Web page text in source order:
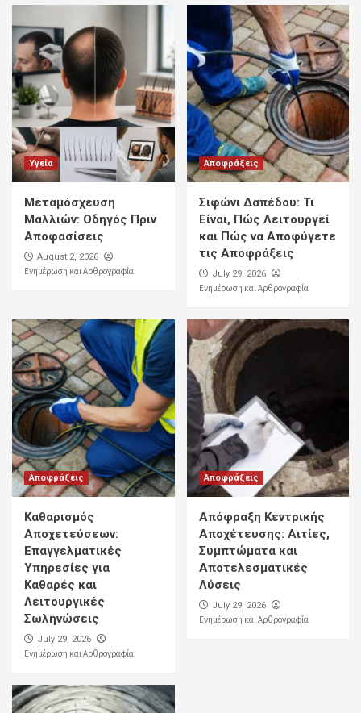
Υγεία
Μεταμόσχευση
Μαλλιών: Οδηγός Πριν
Αποφασίσεις
August 2, 2026
Ενημέρωση και Αρθρογραφία
Αποφράξεις
Σιφώνι Δαπέδου: Τι
Είναι, Πώς Λειτουργεί
και Πώς να Αποφύγετε
τις Αποφράξεις
July 29, 2026
Ενημέρωση και Αρθρογραφία
Αποφράξεις
Καθαρισμός
Αποχετεύσεων:
Επαγγελματικές
Υπηρεσίες για
Καθαρές και
Λειτουργικές
Σωληνώσεις
July 29, 2026
Ενημέρωση και Αρθρογραφία
Αποφράξεις
Απόφραξη Κεντρικής
Αποχέτευσης: Αιτίες,
Συμπτώματα και
Αποτελεσματικές
Λύσεις
July 29, 2026
Ενημέρωση και Αρθρογραφία